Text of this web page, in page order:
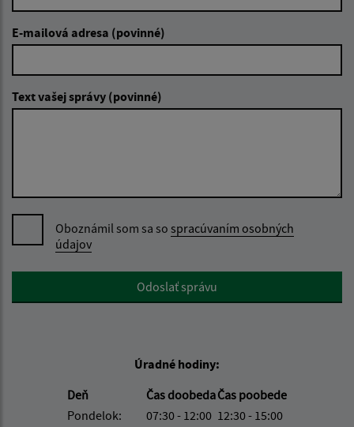
E-mailová adresa (povinné)
Text vašej správy (povinné)
Oboznámil som sa so spracúvaním osobných
údajov
Google reCaptcha ResponseOdoslať správu
Úradné hodiny:
Deň
Čas doobedaČas poobede
Pondelok:
07:30 - 12:00 12:30 - 15:00